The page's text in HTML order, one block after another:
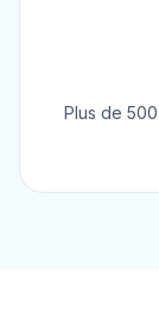
Plus de